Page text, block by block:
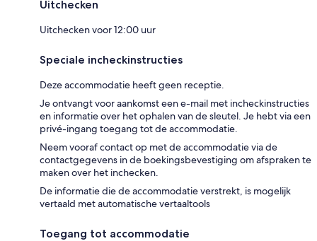
Uitchecken
Uitchecken voor 12:00 uur
Speciale incheckinstructies
Deze accommodatie heeft geen receptie.
Je ontvangt voor aankomst een e-mail met incheckinstructies
en informatie over het ophalen van de sleutel. Je hebt via een
privé-ingang toegang tot de accommodatie.
Neem vooraf contact op met de accommodatie via de
contactgegevens in de boekingsbevestiging om afspraken te
maken over het inchecken.
De informatie die de accommodatie verstrekt, is mogelijk
vertaald met automatische vertaaltools
Toegang tot accommodatie